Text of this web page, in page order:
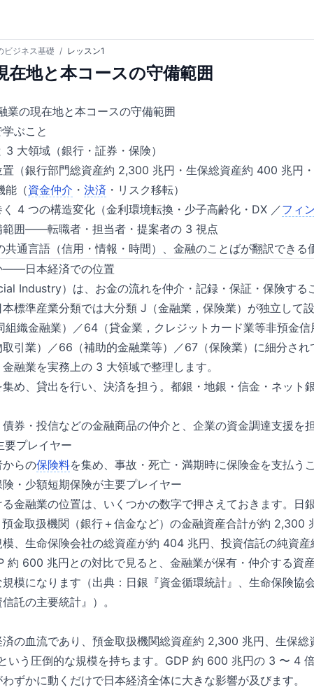
ビジネス基礎 / レッスン1
在地と本コースの守備範囲
業の現在地と本コースの守備範囲
ぶこと
大領域（銀行・証券・保険）
置（銀行部門総資産約 2,300 兆円・生保総資産約 400 兆円
能（資金仲介 ・ 決済 ・リスク移転）
4 つの構造変化（金利環境転換・少子高齢化・DX ／フィ
範囲——転職者・担当者・提案者の 3 視点
共通言語（信用・情報・時間）、金融のことばが翻訳できる
——日本経済での位置
Industry）は、お金の流れを仲介・記録・保証・保険する
標準産業分類では大分類 J（金融業，保険業）が独立して
組織金融業）／64（貸金業，クレジットカード業等非預金
引業）／66（補助的金融業等）／67（保険業）に細分され
融業を実務上の 3 大領域で整理します。
集め、貸出を行い、決済を担う。都銀・地銀・信金・ネット
債券・投信などの金融商品の仲介と、企業の資金調達支援を
要プレイヤー
からの保険料を集め、事故・死亡・満期時に保険金を支払う
険・少額短期保険が主要プレイヤー
る金融業の位置は、いくつかの数字で押さえておきます。日
金取扱機関（銀行＋信金など）の金融資産合計が約 2,300
模、生命保険会社の総資産が約 404 兆円、投資信託の純資
約 600 兆円との対比で見ると、金融業が保有・仲介する資
模になります（出典： 日銀『資金循環統計』 、 生命保険協
託の主要統計』 ）。
の血流であり、預金取扱機関総資産約 2,300 兆円、生保
いう圧倒的な規模を持ちます。GDP 約 600 兆円の 3 〜 4
ずかに動くだけで日本経済全体に大きな影響が及びます。